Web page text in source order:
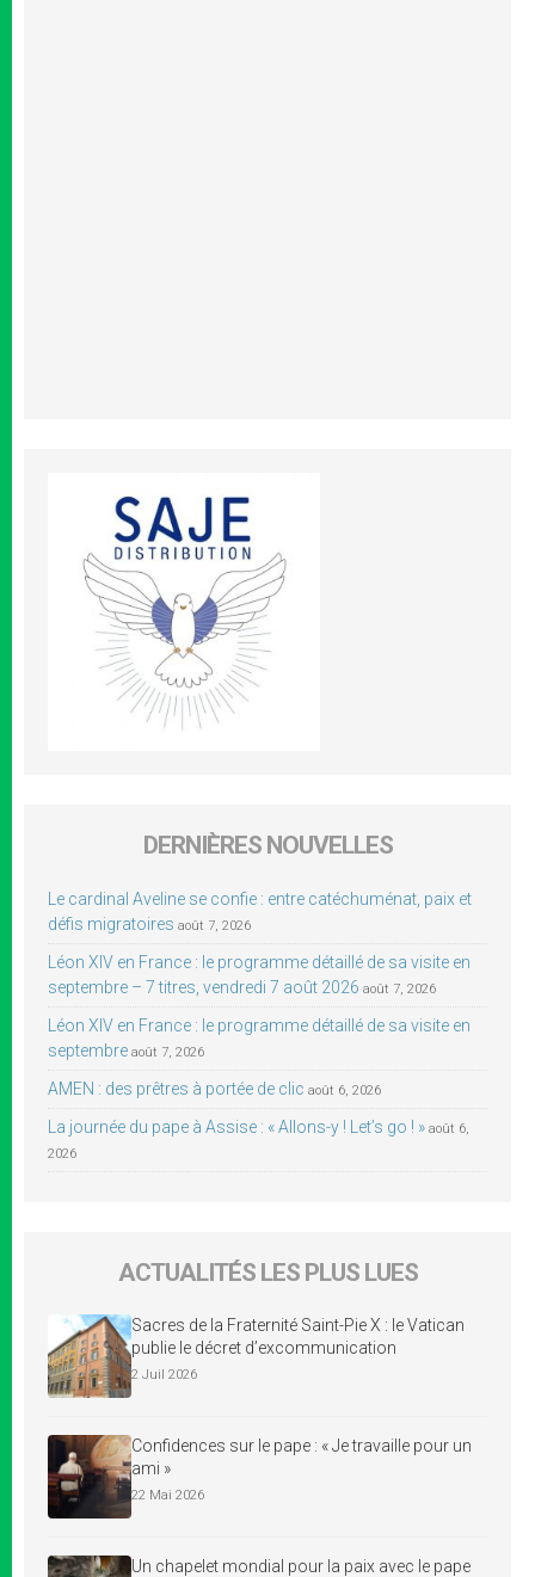
DERNIÈRES NOUVELLES
Le cardinal Aveline se confie : entre catéchuménat, paix et
défis migratoires août 7, 2026
Léon XIV en France : le programme détaillé de sa visite en
septembre – 7 titres, vendredi 7 août 2026 août 7, 2026
Léon XIV en France : le programme détaillé de sa visite en
septembre août 7, 2026
AMEN : des prêtres à portée de clic août 6, 2026
La journée du pape à Assise : « Allons-y ! Let’s go ! » août 6,
2026
ACTUALITÉS LES PLUS LUES
Sacres de la Fraternité Saint-Pie X : le Vatican
publie le décret d’excommunication
2 Juil 2026
Confidences sur le pape : « Je travaille pour un
ami »
22 Mai 2026
Un chapelet mondial pour la paix avec le pape